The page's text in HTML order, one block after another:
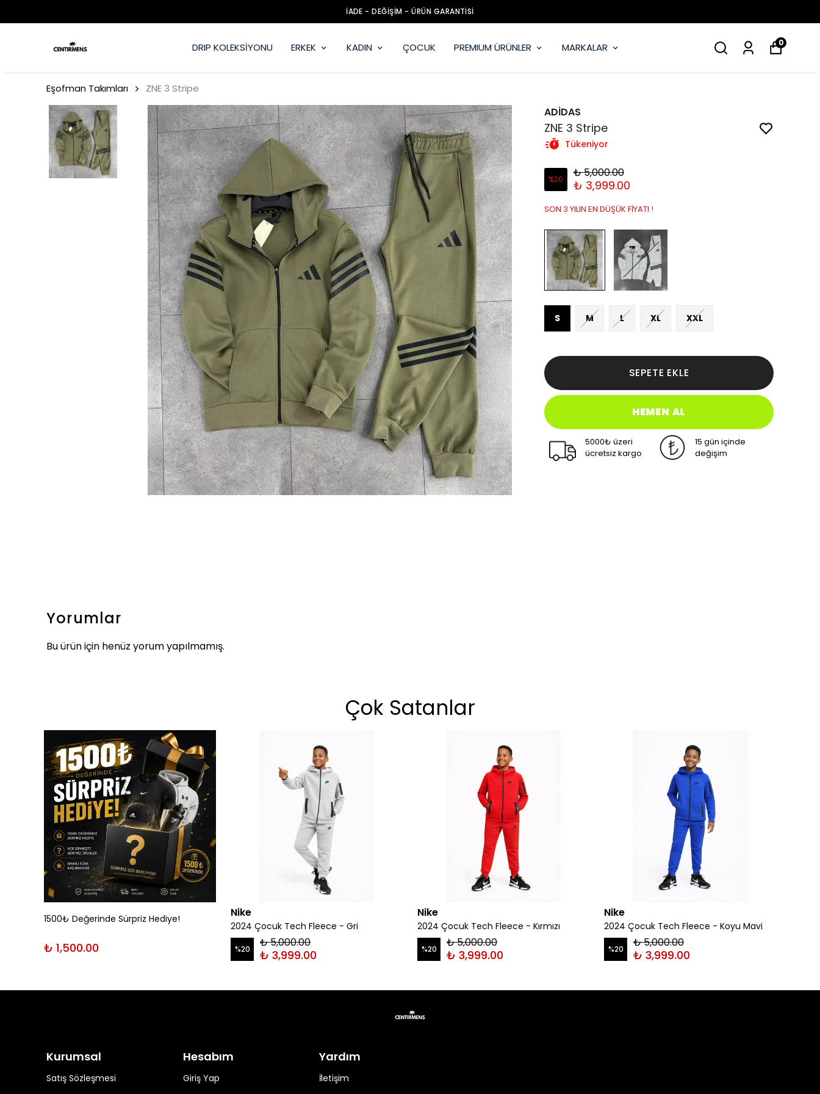
KAPIDA ÖDEME - ŞEFFAF KARGO
DRIP KOLEKSİYONU ERKEK KADIN ÇOCUK PREMIUM ÜRÜNLER MARKALAR 0
Eşofman Takımları ZNE 3 Stripe
ADİDAS
ZNE 3 Stripe
Tükeniyor
%20 ₺ 5,000.00
₺ 3,999.00
SON 3 YILIN EN DÜŞÜK FİYATI !
S M L XL XXL
SEPETE EKLE
HEMEN AL
5000₺ üzeri
ücretsiz kargo
15 gün içinde
değişim
Yorumlar
Bu ürün için henüz yorum yapılmamış.
Çok Satanlar
1500₺ Değerinde Sürpriz Hediye!
₺ 1,500.00
Nike
2024 Çocuk Tech Fleece - Gri
%20 ₺ 5,000.00
₺ 3,999.00
Nike
2024 Çocuk Tech Fleece - Kırmızı
%20 ₺ 5,000.00
₺ 3,999.00
Nike
2024 Çocuk Tech Fleece - Koyu Mavi
%20 ₺ 5,000.00
₺ 3,999.00
Kurumsal
Satış Sözleşmesi
Hesabım
Giriş Yap
Yardım
İletişim